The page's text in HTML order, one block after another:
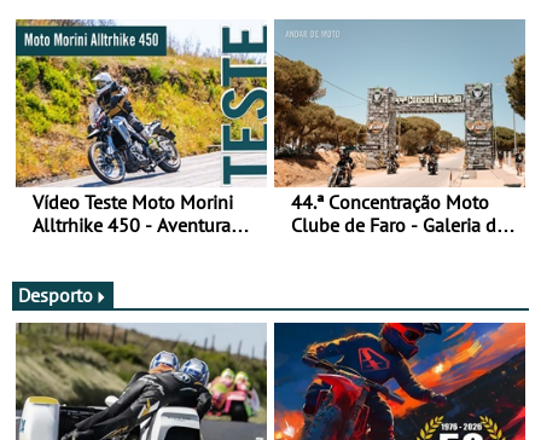
Vídeo Teste Moto Morini
Alltrhike 450 - Aventura
44.ª Concentração Moto
Clube de Faro - Galeria de
Desporto